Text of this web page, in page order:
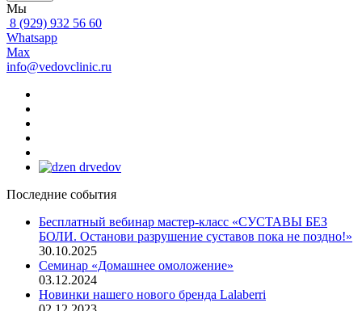
Мы
8 (929) 932 56 60
Whatsapp
Max
info@vedovclinic.ru
Последние события
Бесплатный вебинар мастер-класс «СУСТАВЫ БЕЗ
БОЛИ. Останови разрушение суставов пока не поздно!»
30.10.2025
Семинар «Домашнее омоложение»
03.12.2024
Новинки нашего нового бренда Lalaberri